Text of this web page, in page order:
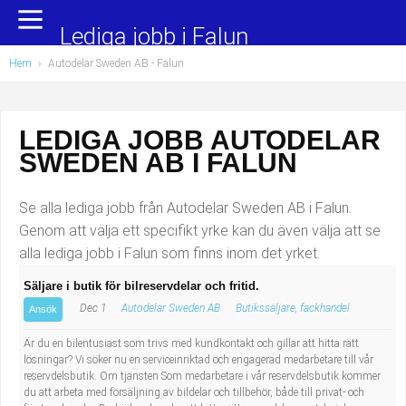
Yrkesområden
Administration, ekonomi, juridik
Chefer och verksamhetsledare
Data/IT
Försäljning, inköp, marknadsföring
Hantverksyrken
Hotell, restaurang, storhushåll
Hälso- och sjukvård
Populära jobb
Undersköterska, hemtjänst och äldreboende
Barnskötare
Lärare i förskola/Förskollärare
Lagerarbetare
Bussförare/Busschaufför
Elevassistent
Personlig assistent
Lediga jobb i Falun
Hem › Autodelar Sweden AB - Falun
LEDIGA JOBB AUTODELAR
SWEDEN AB I FALUN
Se alla lediga jobb från Autodelar Sweden AB i Falun.
Genom att välja ett specifikt yrke kan du även välja att se
alla lediga jobb i Falun som finns inom det yrket.
Säljare i butik för bilreservdelar och fritid.
Ansök Dec 1 Autodelar Sweden AB Butikssäljare, fackhandel
Är du en bilentusiast som trivs med kundkontakt och gillar att hitta rätt
lösningar? Vi söker nu en serviceinriktad och engagerad medarbetare till vår
reservdelsbutik. Om tjänsten Som medarbetare i vår reservdelsbutik kommer
du att arbeta med försäljning av bildelar och tillbehör, både till privat- och